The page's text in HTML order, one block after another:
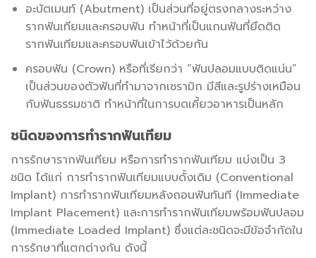
อะบัตเมนท์ (Abutment) เป็นส่วนที่อยู่ตรงกลางระหว่าง
รากฟันเทียมและครอบฟัน ทำหน้าที่เป็นแกนฟันที่ยึดติด
รากฟันเทียมและครอบฟันเข้าไว้ด้วยกัน
ครอบฟัน (Crown) หรือที่เรียกว่า “ฟันปลอมแบบติดแน่น”
เป็นส่วนของตัวฟันที่ทำมาจากเซรามิก มีสีและรูปร่างเหมือน
กับฟันธรรมชาติ ทำหน้าที่ในการบดเคี้ยวอาหารเป็นหลัก
ชนิดของการทำรากฟันเทียม
การรักษารากฟันเทียม หรือการทำรากฟันเทียม แบ่งเป็น 3
ชนิด ได้แก่ การทำรากฟันเทียมแบบดั้งเดิม (Conventional
Implant) การทำรากฟันเทียมหลังถอนฟันทันที (Immediate
Implant Placement) และการทำรากฟันเทียมพร้อมฟันปลอม
(Immediate Loaded Implant) ซึ่งแต่ละชนิดจะมีข้อจำกัดใน
การรักษาที่แตกต่างกัน ดังนี้